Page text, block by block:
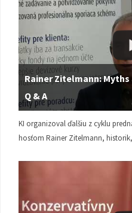
Rainer Zitelmann: Myths
Q & A
KI organizoval ďalšiu z cyklu
hosťom Rainer Zitelmann,